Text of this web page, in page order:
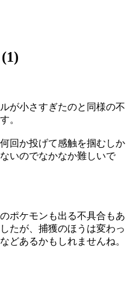
が小さすぎたのと同様の不
。
回か投げて感触を掴むしか
いのでなかなか難しいで
ポケモンも出る不具合もあ
たが、捕獲のほうは変わっ
どあるかもしれませんね。